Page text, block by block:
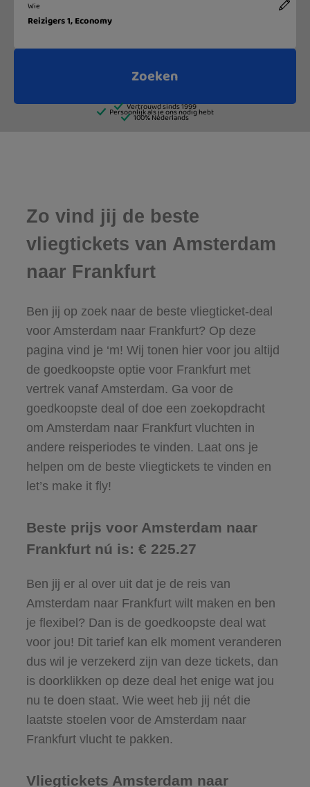
Zo vind jij de beste
vliegtickets van Amsterdam
naar Frankfurt
Ben jij op zoek naar de beste vliegticket-deal
voor Amsterdam naar Frankfurt? Op deze
pagina vind je ‘m! Wij tonen hier voor jou altijd
de goedkoopste optie voor Frankfurt met
vertrek vanaf Amsterdam. Ga voor de
goedkoopste deal of doe een zoekopdracht
om Amsterdam naar Frankfurt vluchten in
andere reisperiodes te vinden. Laat ons je
helpen om de beste vliegtickets te vinden en
let’s make it fly!
Beste prijs voor Amsterdam naar
Frankfurt nú is: € 225.27
Ben jij er al over uit dat je de reis van
Amsterdam naar Frankfurt wilt maken en ben
je flexibel? Dan is de goedkoopste deal wat
voor jou! Dit tarief kan elk moment veranderen
dus wil je verzekerd zijn van deze tickets, dan
is doorklikken op deze deal het enige wat jou
nu te doen staat. Wie weet heb jij nét die
laatste stoelen voor de Amsterdam naar
Frankfurt vlucht te pakken.
Vliegtickets Amsterdam naar